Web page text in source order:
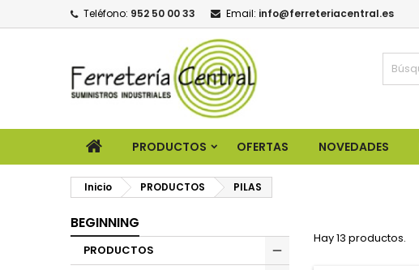
Teléfono: 952 50 00 33 Email: info@ferreteriacentral.es
PRODUCTOS OFERTAS NOVEDADES
Inicio PRODUCTOS PILAS
BEGINNING
PRODUCTOS
Hay 13 productos.